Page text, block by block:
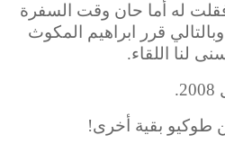
له أما حان وقت السفرة
قرر ابراهيم المكوث
لنا اللقاء.
طوكيو بقية أخرى!